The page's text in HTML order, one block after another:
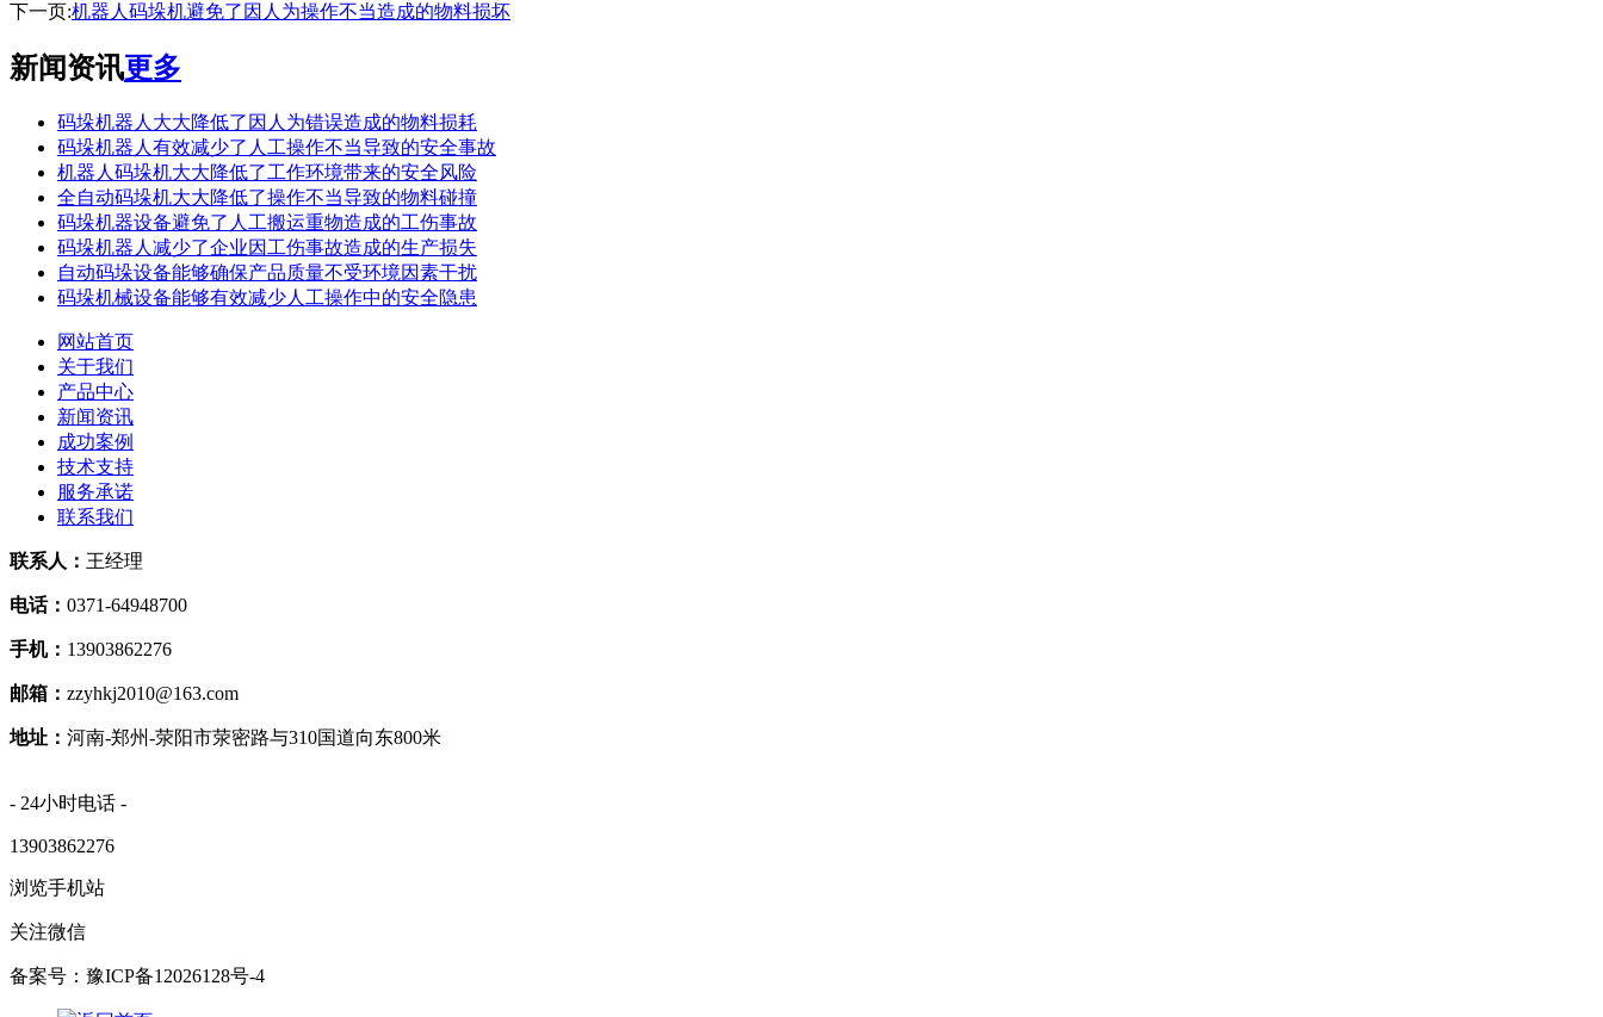
下一页:机器人码垛机避免了因人为操作不当造成的物料损坏
新闻资讯更多
码垛机器人大大降低了因人为错误造成的物料损耗
码垛机器人有效减少了人工操作不当导致的安全事故
机器人码垛机大大降低了工作环境带来的安全风险
全自动码垛机大大降低了操作不当导致的物料碰撞
码垛机器设备避免了人工搬运重物造成的工伤事故
码垛机器人减少了企业因工伤事故造成的生产损失
自动码垛设备能够确保产品质量不受环境因素干扰
码垛机械设备能够有效减少人工操作中的安全隐患
网站首页
关于我们
产品中心
新闻资讯
成功案例
技术支持
服务承诺
联系我们
联系人： 王经理
电话： 0371-64948700
手机： 13903862276
邮箱： zzyhkj2010@163.com
地址： 河南-郑州-荥阳市荥密路与310国道向东800米
- 24小时电话 -
13903862276
浏览手机站
关注微信
备案号：豫ICP备12026128号-4